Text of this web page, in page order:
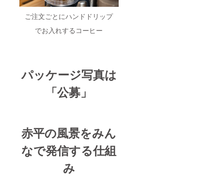
ご注文ごとにハンドドリップ
でお入れするコーヒー
パッケージ写真は
「公募」
赤平の風景をみん
なで発信する仕組
み